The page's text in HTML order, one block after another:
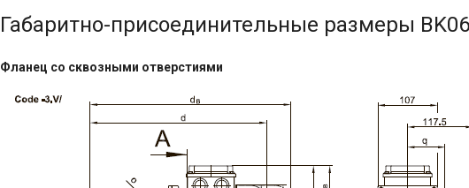
Габаритно-присоединительные размеры
Фланец со сквозными отверстиями